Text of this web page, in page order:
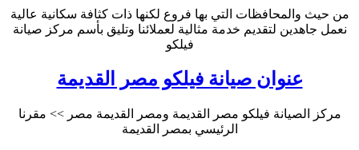
من حيث والمحافظات التي بها فروع لكنها ذات كثافة سكانية عالية
نعمل جاهدين لتقديم خدمة مثالية لعملائنا وتليق بأسم مركز صيانة
فيلكو
عنوان صيانة فيلكو مصر القديمة
مركز الصيانة فيلكو مصر القديمة ومصر القديمة مصر >> مقرنا
الرئيسي بمصر القديمة